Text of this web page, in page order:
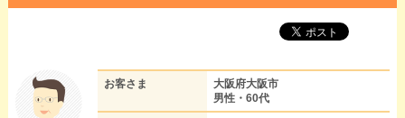
お客さま
大阪府大阪市
男性・60代